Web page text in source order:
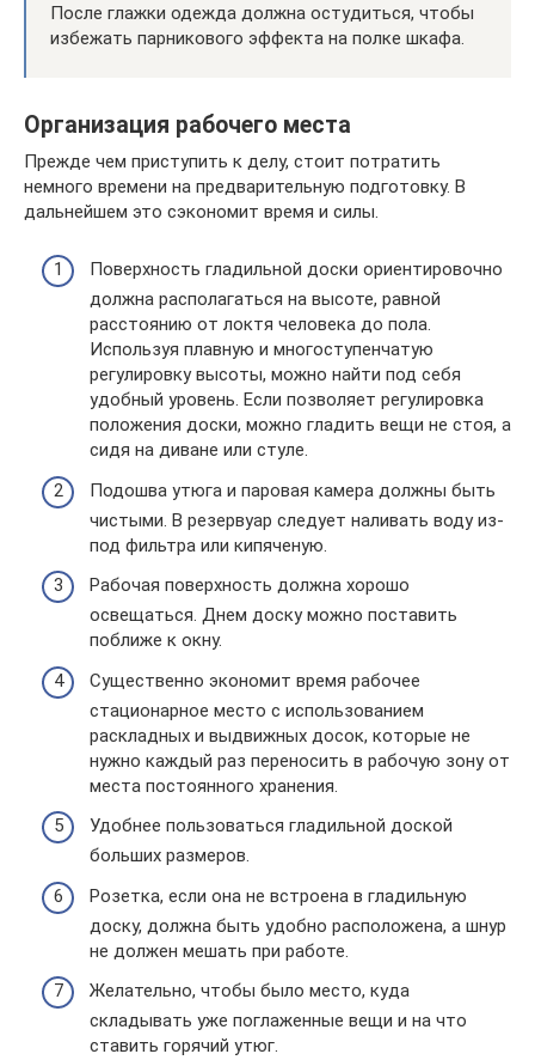
После глажки одежда должна остудиться, чтобы
избежать парникового эффекта на полке шкафа.
Организация рабочего места
Прежде чем приступить к делу, стоит потратить
немного времени на предварительную подготовку. В
дальнейшем это сэкономит время и силы.
Поверхность гладильной доски ориентировочно
должна располагаться на высоте, равной
расстоянию от локтя человека до пола.
Используя плавную и многоступенчатую
регулировку высоты, можно найти под себя
удобный уровень. Если позволяет регулировка
положения доски, можно гладить вещи не стоя, а
сидя на диване или стуле.
Подошва утюга и паровая камера должны быть
чистыми. В резервуар следует наливать воду из-
под фильтра или кипяченую.
Рабочая поверхность должна хорошо
освещаться. Днем доску можно поставить
поближе к окну.
Существенно экономит время рабочее
стационарное место с использованием
раскладных и выдвижных досок, которые не
нужно каждый раз переносить в рабочую зону от
места постоянного хранения.
Удобнее пользоваться гладильной доской
больших размеров.
Розетка, если она не встроена в гладильную
доску, должна быть удобно расположена, а шнур
не должен мешать при работе.
Желательно, чтобы было место, куда
складывать уже поглаженные вещи и на что
ставить горячий утюг.